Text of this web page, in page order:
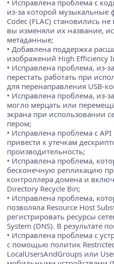
• Исправлена проблема с
из-за которой музыкальные
Codec (FLAC) становились
вы изменяли их название,
метаданные;
• Добавлена поддержка
изображений High Efficiency
• Исправлена проблема, из-
перестать работать при
для перенаправления USB-
• Исправлена проблема, из-
могло мерцать или
экрана при использовании
пером;
• Исправлена проблема с
привести к утечкам
производительность;
• Исправлена проблема,
бесконечную репликацию
контроллера домена и
Directory Recycle Bin;
• Исправлена проблема,
позволяла Resource Host
регистрировать ресурсы
System (DNS). В результате
• Исправлена проблема с
с помощью политик
LocalUsersAndGroups или